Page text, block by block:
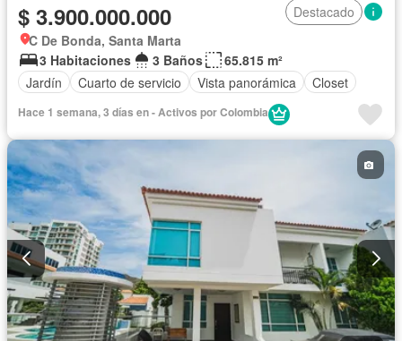
$ 3.900.000.000
Destacado
C De Bonda, Santa Marta
3 Habitaciones
3 Baños
65.815 m²
Jardín
Cuarto de servicio Vista panorámica Closet
Hace 1 semana, 3 días en - Activos por Colombia